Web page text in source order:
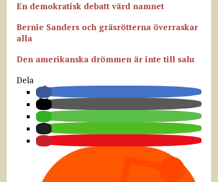
En demokratisk debatt värd namnet
Bernie Sanders och gräsrötterna överraskar
alla
Den amerikanska drömmen är inte till salu
Dela